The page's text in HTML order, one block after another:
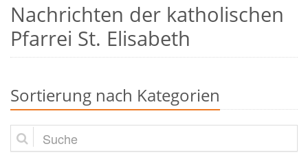
Nachrichten der katholischen
Pfarrei St. Elisabeth
Sortierung nach Kategorien
Suche